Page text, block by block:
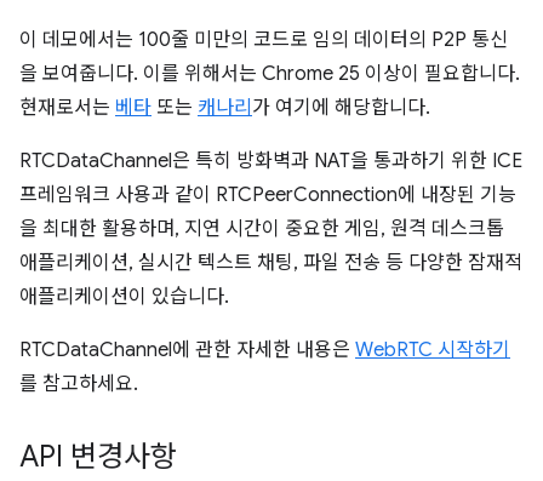
이 데모에서는 100줄 미만의 코드로 임의 데이터의 P2P 통신
을 보여줍니다. 이를 위해서는 Chrome 25 이상이 필요합니다.
현재로서는 베타 또는 캐나리 가 여기에 해당합니다.
RTCDataChannel은 특히 방화벽과 NAT을 통과하기 위한 ICE
프레임워크 사용과 같이 RTCPeerConnection에 내장된 기능
을 최대한 활용하며, 지연 시간이 중요한 게임, 원격 데스크톱
애플리케이션, 실시간 텍스트 채팅, 파일 전송 등 다양한 잠재적
애플리케이션이 있습니다.
RTCDataChannel에 관한 자세한 내용은 WebRTC 시작하기
를 참고하세요.
API 변경사항